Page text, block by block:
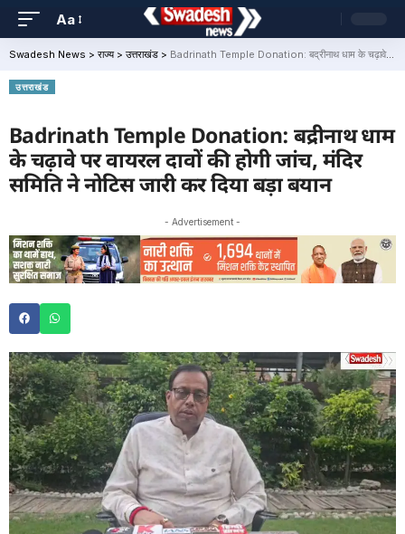
Aa
Swadesh News > राज्य> उत्तराखंड > Badrinath Temple Donation: बद्रीनाथ धाम के चढ़ावे पर वायरल दावों की होगी जांच, मंदिर समिति ने नोटिस जारी कर दिया बड़ा बयान
उत्तराखंड
Badrinath Temple Donation: बद्रीनाथ धाम
के चढ़ावे पर वायरल दावों की होगी जांच, मंदिर
समिति ने नोटिस जारी कर दिया बड़ा बयान
- Advertisement -